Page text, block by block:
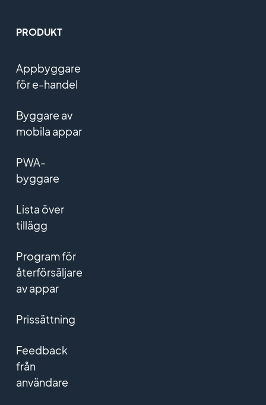
PRODUKT
Appbyggare
för e-handel
Byggare av
mobila appar
PWA-
byggare
Lista över
tillägg
Program för
återförsäljare
av appar
Prissättning
Feedback
från
användare